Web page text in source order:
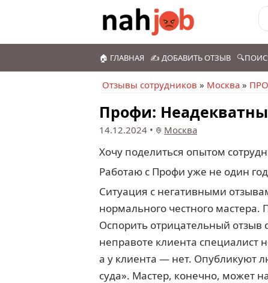
🏠 ГЛАВНАЯ ✍️ ДОБАВИТЬ ОТЗЫВ
Отзывы сотрудников » Москва »
Профи:
14.12.2024 • Москва
Хочу поделиться опытом
Работаю с Профи уже не один
Ситуация с негативными
нормального честного
Оспорить отрицательный
неправоте клиента специалист
а у клиента — нет. Опубликуют
суда». Мастер, конечно, может